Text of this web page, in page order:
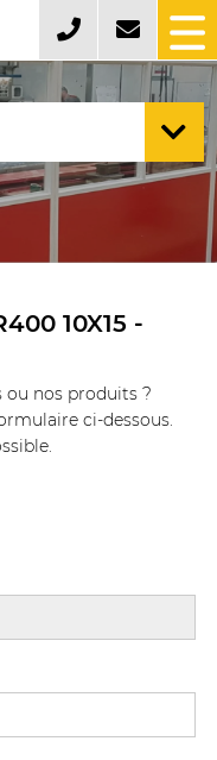
10X15 -
ou nos produits ?
ci-dessous.